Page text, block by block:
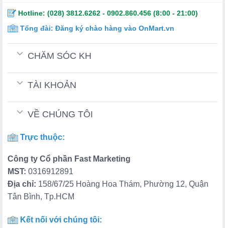
Hotline: (028) 3812.6262 - 0902.860.456 (8:00 - 21:00)
Tổng đài: Đăng ký chào hàng vào OnMart.vn
CHĂM SÓC KH
TÀI KHOẢN
VỀ CHÚNG TÔI
Trực thuộc:
Công ty Cổ phần Fast Marketing
MST: 0316912891
Địa chỉ: 158/67/25 Hoàng Hoa Thám, Phường 12, Quận
Tân Bình, Tp.HCM
Kết nối với chúng tôi: